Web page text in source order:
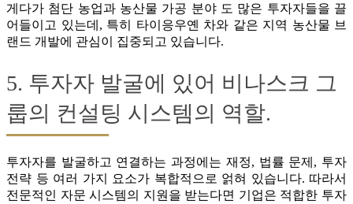
게다가 첨단 농업과 농산물 가공 분야 도 많은 투자자들을 끌
어들이고 있는데, 특히 타이응우옌 차와 같은 지역 농산물 브
랜드 개발에 관심이 집중되고 있습니다.
5. 투자자 발굴에 있어 비나스크 그
룹의 컨설팅 시스템의 역할.
투자자를 발굴하고 연결하는 과정에는 재정, 법률 문제, 투자
전략 등 여러 가지 요소가 복합적으로 얽혀 있습니다. 따라서
전문적인 자문 시스템의 지원을 받는다면 기업은 적합한 투자